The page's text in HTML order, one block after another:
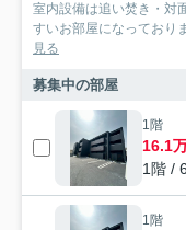
室内設備は追い焚き・対
すいお部屋になっており
見る
募集中の部屋
1階
16.1
1階 /
1階